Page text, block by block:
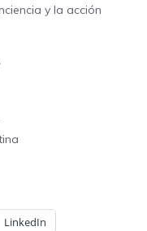
y la acción
LinkedIn